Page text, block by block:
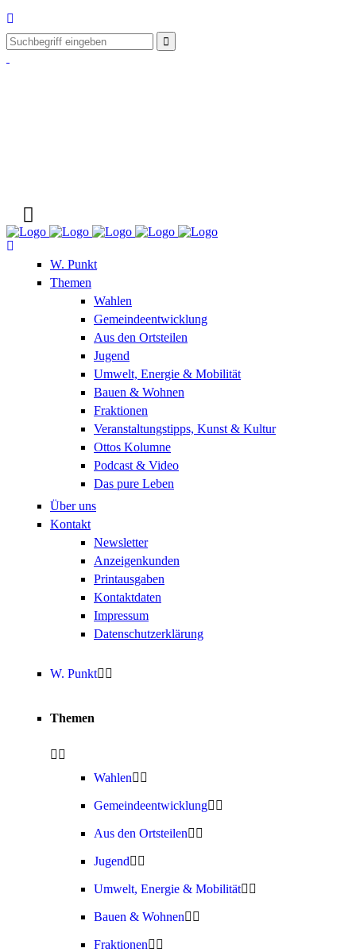
W. Punkt
Themen
Wahlen
Gemeindeentwicklung
Aus den Ortsteilen
Jugend
Umwelt, Energie & Mobilität
Bauen & Wohnen
Fraktionen
Veranstaltungstipps, Kunst & Kultur
Ottos Kolumne
Podcast & Video
Das pure Leben
Über uns
Kontakt
Newsletter
Anzeigenkunden
Printausgaben
Kontaktdaten
Impressum
Datenschutzerklärung
W. Punkt
Themen
Wahlen
Gemeindeentwicklung
Aus den Ortsteilen
Jugend
Umwelt, Energie & Mobilität
Bauen & Wohnen
Fraktionen